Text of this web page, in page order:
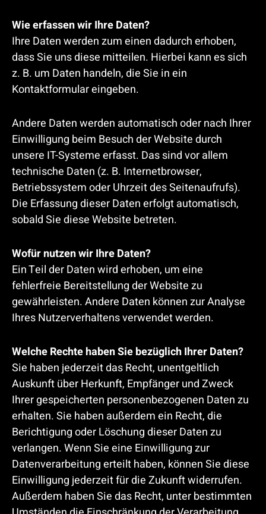
Wie erfassen wir Ihre Daten?
Ihre Daten werden zum einen dadurch erhoben,
dass Sie uns diese mitteilen. Hierbei kann es sich
z. B. um Daten handeln, die Sie in ein
Kontaktformular eingeben.
Andere Daten werden automatisch oder nach Ihrer
Einwilligung beim Besuch der Website durch
unsere IT-Systeme erfasst. Das sind vor allem
technische Daten (z. B. Internetbrowser,
Betriebssystem oder Uhrzeit des Seitenaufrufs).
Die Erfassung dieser Daten erfolgt automatisch,
sobald Sie diese Website betreten.
Wofür nutzen wir Ihre Daten?
Ein Teil der Daten wird erhoben, um eine
fehlerfreie Bereitstellung der Website zu
gewährleisten. Andere Daten können zur Analyse
Ihres Nutzerverhaltens verwendet werden.
Welche Rechte haben Sie bezüglich Ihrer Daten?
Sie haben jederzeit das Recht, unentgeltlich
Auskunft über Herkunft, Empfänger und Zweck
Ihrer gespeicherten personenbezogenen Daten zu
erhalten. Sie haben außerdem ein Recht, die
Berichtigung oder Löschung dieser Daten zu
verlangen. Wenn Sie eine Einwilligung zur
Datenverarbeitung erteilt haben, können Sie diese
Einwilligung jederzeit für die Zukunft widerrufen.
Außerdem haben Sie das Recht, unter bestimmten